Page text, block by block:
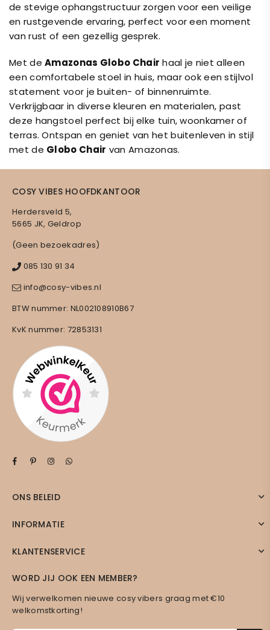
de stevige ophangstructuur zorgen voor een veilige
en rustgevende ervaring, perfect voor een moment
van rust of een gezellig gesprek.
Met deAmazonas Globo Chair haal je niet alleen
een comfortabele stoel in huis, maar ook een stijlvol
statement voor je buiten- of binnenruimte.
Verkrijgbaar in diverse kleuren en materialen, past
deze hangstoel perfect bij elke tuin, woonkamer of
terras. Ontspan en geniet van het buitenleven in stijl
met de Globo Chair van Amazonas.
COSY VIBES HOOFDKANTOOR
Herdersveld 5,
5665 JK, Geldrop
(Geen bezoekadres)
085 130 91 34
info@cosy-vibes.nl
BTW nummer: NL002108910B67
KvK nummer: 72853131
FacebookPinterestInstagram
ONS BELEID
INFORMATIE
KLANTENSERVICE
WORD JIJ OOK EEN MEMBER?
Wij verwelkomen nieuwe cosy vibers graag met €10
welkomstkorting!